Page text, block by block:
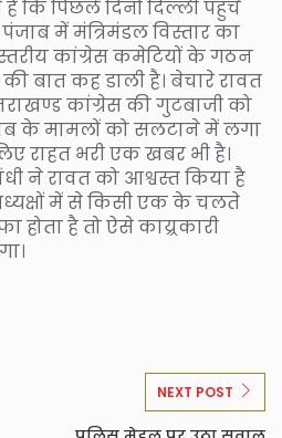
कि पिछले दिनों दिल्ली पहुंचे
में मंत्रिमंडल विस्तार का
कांग्रेस कमेटियों के गठन
बात कह डाली है। बेचारे रावत
कांग्रेस की गुटबाजी को
के मामलों को सलटाने में लगा
राहत भरी एक खबर भी है।
ने रावत को आश्वस्त किया है
में से किसी एक के चलते
है तो ऐसे काय्र्रकारी
NEXT POST